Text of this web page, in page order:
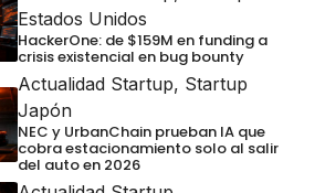
Estados Unidos
HackerOne: de $159M en funding a
crisis existencial en bug bounty
Actualidad Startup, Startup
Japón
NEC y UrbanChain prueban IA que
cobra estacionamiento solo al salir
del auto en 2026